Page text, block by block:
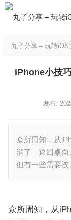
丸子分享 – 玩转iOS
iPhone小技
发布:
众所周知，从
消了，返回桌面
但有一些需要
众所周知，从